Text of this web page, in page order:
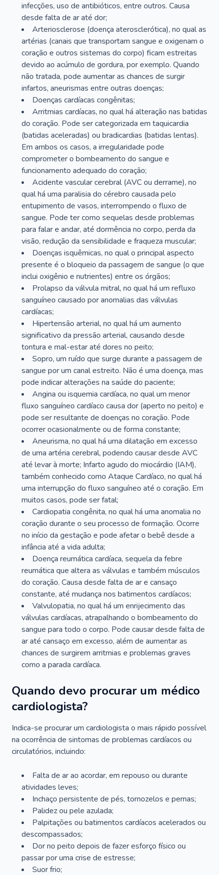
infecções, uso de antibióticos, entre outros. Causa
desde falta de ar até dor;
Arteriosclerose (doença aterosclerótica), no qual as
artérias (canais que transportam sangue e oxigenam o
coração e outros sistemas do corpo) ficam estreitas
devido ao acúmulo de gordura, por exemplo. Quando
não tratada, pode aumentar as chances de surgir
infartos, aneurismas entre outras doenças;
Doenças cardíacas congênitas;
Arritmias cardíacas, no qual há alteração nas batidas
do coração. Pode ser categorizada em taquicardia
(batidas aceleradas) ou bradicardias (batidas lentas).
Em ambos os casos, a irregularidade pode
comprometer o bombeamento do sangue e
funcionamento adequado do coração;
Acidente vascular cerebral (AVC ou derrame), no
qual há uma paralisia do cérebro causada pelo
entupimento de vasos, interrompendo o fluxo de
sangue. Pode ter como sequelas desde problemas
para falar e andar, até dormência no corpo, perda da
visão, redução da sensibilidade e fraqueza muscular;
Doenças isquêmicas, no qual o principal aspecto
presente é o bloqueio da passagem de sangue (o que
inclui oxigênio e nutrientes) entre os órgãos;
Prolapso da válvula mitral, no qual há um refluxo
sanguíneo causado por anomalias das válvulas
cardíacas;
Hipertensão arterial, no qual há um aumento
significativo da pressão arterial, causando desde
tontura e mal-estar até dores no peito;
Sopro, um ruído que surge durante a passagem de
sangue por um canal estreito. Não é uma doença, mas
pode indicar alterações na saúde do paciente;
Angina ou isquemia cardíaca, no qual um menor
fluxo sanguíneo cardíaco causa dor (aperto no peito) e
pode ser resultante de doenças no coração. Pode
ocorrer ocasionalmente ou de forma constante;
Aneurisma, no qual há uma dilatação em excesso
de uma artéria cerebral, podendo causar desde AVC
até levar à morte; Infarto agudo do miocárdio (IAM),
também conhecido como Ataque Cardíaco, no qual há
uma interrupção do fluxo sanguíneo até o coração. Em
muitos casos, pode ser fatal;
Cardiopatia congênita, no qual há uma anomalia no
coração durante o seu processo de formação. Ocorre
no início da gestação e pode afetar o bebê desde a
infância até a vida adulta;
Doença reumática cardíaca, sequela da febre
reumática que altera as válvulas e também músculos
do coração. Causa desde falta de ar e cansaço
constante, até mudança nos batimentos cardíacos;
Valvulopatia, no qual há um enrijecimento das
válvulas cardíacas, atrapalhando o bombeamento do
sangue para todo o corpo. Pode causar desde falta de
ar até cansaço em excesso, além de aumentar as
chances de surgirem arritmias e problemas graves
como a parada cardíaca.
Quando devo procurar um médico
cardiologista?
Indica-se procurar um cardiologista o mais rápido possível
na ocorrência de sintomas de problemas cardíacos ou
circulatórios, incluindo:
Falta de ar ao acordar, em repouso ou durante
atividades leves;
Inchaço persistente de pés, tornozelos e pernas;
Palidez ou pele azulada;
Palpitações ou batimentos cardíacos acelerados ou
descompassados;
Dor no peito depois de fazer esforço físico ou
passar por uma crise de estresse;
Suor frio;